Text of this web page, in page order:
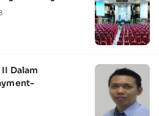
II Dalam